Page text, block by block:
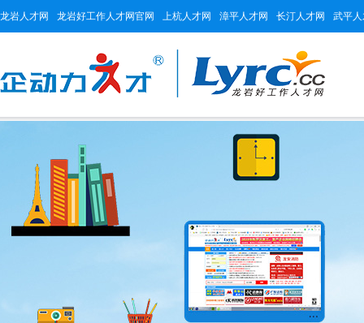
龙岩人才网 龙岩好工作人才网官网 上杭人才网 漳平人才网 长汀人才网 武平